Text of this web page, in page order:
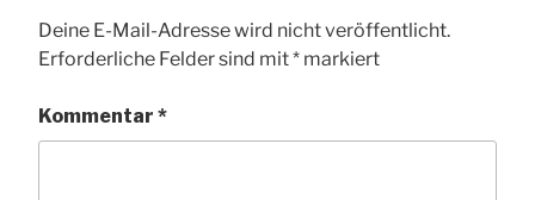
Deine E-Mail-Adresse wird nicht veröffentlicht.
Erforderliche Felder sind mit* markiert
Kommentar *